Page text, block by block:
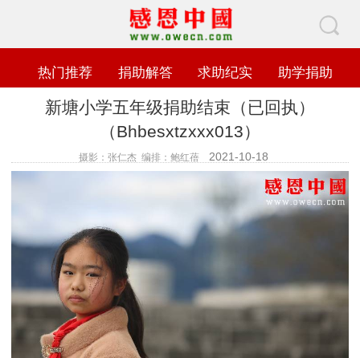
热门推荐 捐助解答 求助纪实 助学捐助
新塘小学五年级捐助结束（已回执）
（Bhbesxtzxxx013）
摄影：张仁杰 编排：鲍红蓓 2021-10-18
查看数